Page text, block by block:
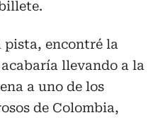
pista, encontré la
llevando a la
a uno de los
de Colombia,